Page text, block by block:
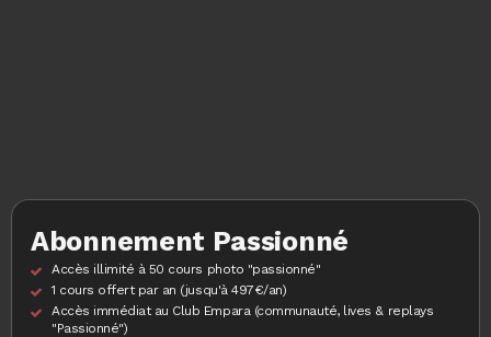
Abonnement Passionné
Accès illimité à 50 cours photo "passionné"
1 cours offert par an (jusqu'à 497€/an)
Accès immédiat au Club Empara (communauté, lives & replays
"Passionné")